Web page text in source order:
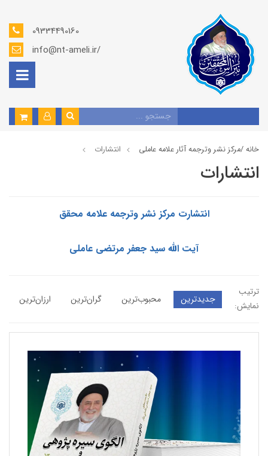
09334490160
info@nt-ameli.ir/
خانه /مركز نشر وترجمه آثار علامه عاملی انتشارات
انتشارات
انتشارت مرکز نشر وترجمه علامه محقق
آيت الله سید جعفر مرتضى عاملى
ترتیب
نمایش:
جدیدترین محبوب‌ترین گران‌ترین ارزان‌ترین